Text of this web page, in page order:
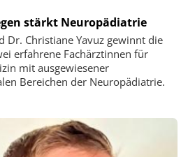
stärkt Neuropädiatrie
Dr. Christiane Yavuz gewinnt die
erfahrene Fachärztinnen für
mit ausgewiesener
Bereichen der Neuropädiatrie.